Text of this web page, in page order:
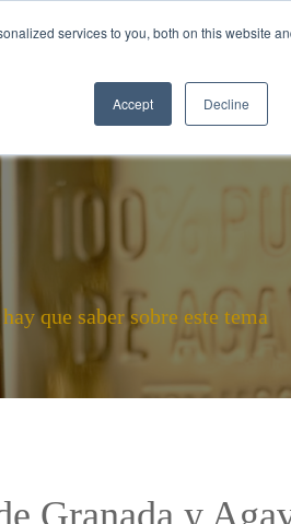
services to you, both on this website
Accept Decline
que saber sobre este tema